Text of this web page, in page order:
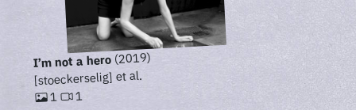
I’m not a hero(2019)
[stoeckerselig] et al.
1 1